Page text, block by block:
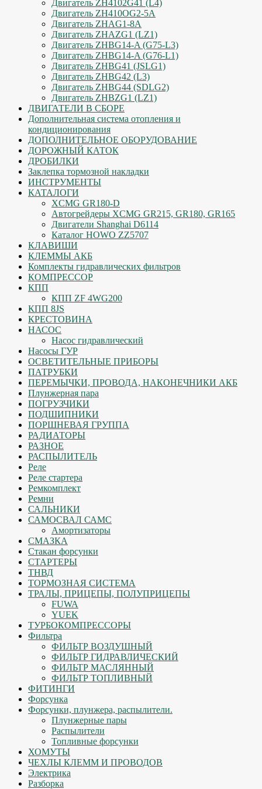
Двигатель ZH4102G41 (L4)
Двигатель ZH410OG2-5A
Двигатель ZHAG1-8A
Двигатель ZHAZG1 (LZ1)
Двигатель ZHBG14-A (G75-L3)
Двигатель ZHBG14-A (G76-L1)
Двигатель ZHBG41 (JSLG1)
Двигатель ZHBG42 (L3)
Двигатель ZHBG44 (SDLG2)
Двигатель ZHBZG1 (LZ1)
ДВИГАТЕЛИ В СБОРЕ
Дополнительная система отопления и
кондиционирования
ДОПОЛНИТЕЛЬНОЕ ОБОРУДОВАНИЕ
ДОРОЖНЫЙ КАТОК
ДРОБИЛКИ
Заклепка тормозной накладки
ИНСТРУМЕНТЫ
КАТАЛОГИ
XCMG GR180-D
Автогрейдеры XCMG GR215, GR180, GR165
Двигатели Shanghai D6114
Каталог HOWO ZZ5707
КЛАВИШИ
КЛЕММЫ АКБ
Комплекты гидравлических фильтров
КОМПРЕССОР
КПП
КПП ZF 4WG200
КПП 8JS
КРЕСТОВИНА
НАСОС
Насос гидравлический
Насосы ГУР
ОСВЕТИТЕЛЬНЫЕ ПРИБОРЫ
ПАТРУБКИ
ПЕРЕМЫЧКИ, ПРОВОДА, НАКОНЕЧНИКИ АКБ
Плунжерная пара
ПОГРУЗЧИКИ
ПОДШИПНИКИ
ПОРШНЕВАЯ ГРУППА
РАДИАТОРЫ
РАЗНОЕ
РАСПЫЛИТЕЛЬ
Реле
Реле стартера
Ремкомплект
Ремни
САЛЬНИКИ
САМОСВАЛ САМС
Амортизаторы
СМАЗКА
Стакан форсунки
СТАРТЕРЫ
ТНВД
ТОРМОЗНАЯ СИСТЕМА
ТРАЛЫ, ПРИЦЕПЫ, ПОЛУПРИЦЕПЫ
FUWA
YUEK
ТУРБОКОМПРЕССОРЫ
Фильтра
ФИЛЬТР ВОЗДУШНЫЙ
ФИЛЬТР ГИДРАВЛИЧЕСКИЙ
ФИЛЬТР МАСЛЯННЫЙ
ФИЛЬТР ТОПЛИВНЫЙ
ФИТИНГИ
Форсунка
Форсунки, плунжера, распылители.
Плунжерные пары
Распылители
Топливные форсунки
ХОМУТЫ
ЧЕХЛЫ КЛЕММ И ПРОВОДОВ
Электрика
Разборка